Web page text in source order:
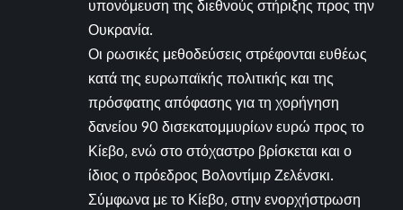
υπονόμευση της διεθνούς στήριξης προς την
Ουκρανία.
Οι ρωσικές μεθοδεύσεις στρέφονται ευθέως
κατά της ευρωπαϊκής πολιτικής και της
πρόσφατης απόφασης για τη χορήγηση
δανείου 90 δισεκατομμυρίων ευρώ προς το
Κίεβο, ενώ στο στόχαστρο βρίσκεται και ο
ίδιος ο πρόεδρος Βολοντίμιρ Ζελένσκι.
Σύμφωνα με το Κίεβο, στην ενορχήστρωση